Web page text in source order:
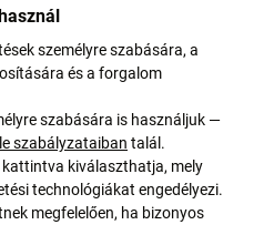
PanzerGlass
PanzerGlass - Edzett
Samsung Galaxy S21 5G,
Fingerprint komp.,
átlátszó
13 610 Ft
RAKTÁRON 1 db
személyre szabására, a
és a forgalom
szabására is használjuk —
szabályzataiban talál.
kiválaszthatja, mely
technológiákat engedélyezi.
megfelelően, ha bizonyos